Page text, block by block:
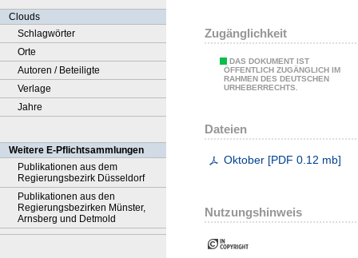
Clouds
Schlagwörter
Orte
Autoren / Beteiligte
Verlage
Jahre
Weitere E-Pflichtsammlungen
Publikationen aus dem
Regierungsbezirk Düsseldorf
Publikationen aus den
Regierungsbezirken Münster,
Arnsberg und Detmold
Zugänglichkeit
DAS DOKUMENT IST
ÖFFENTLICH ZUGÄNGLICH IM
RAHMEN DES DEUTSCHEN
URHEBERRECHTS.
Dateien
Oktober [PDF 0.12 mb]
Nutzungshinweis